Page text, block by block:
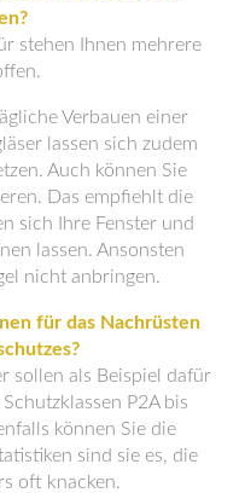
stehen Ihnen mehrere
Verbauen einer
lassen sich zudem
Auch können Sie
Das empfiehlt die
sich Ihre Fenster und
lassen. Ansonsten
nicht anbringen.
für das Nachrüsten
sollen als Beispiel dafür
P2A bis
können Sie die
sind sie es, die
oft knacken.